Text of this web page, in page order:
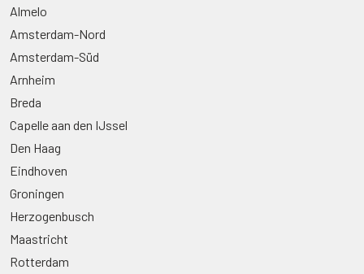
Almelo
Amsterdam-Nord
Amsterdam-Süd
Arnheim
Breda
Capelle aan den IJssel
Den Haag
Eindhoven
Groningen
Herzogenbusch
Maastricht
Rotterdam